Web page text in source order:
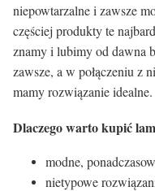
niepowtarzalne i zawsze
częściej produkty te
znamy i lubimy od dawna
zawsze, a w połączeniu z
mamy rozwiązanie idealne.
Dlaczego warto kupić
modne,
nietypowe